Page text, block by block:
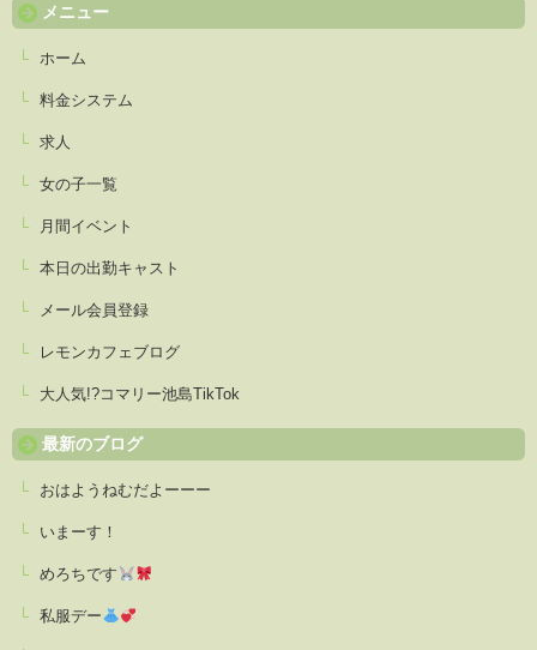
メニュー
ホーム
料金システム
求人
女の子一覧
月間イベント
本日の出勤キャスト
メール会員登録
レモンカフェブログ
大人気!?コマリー池島TikTok
最新のブログ
おはようねむだよーーー
いまーす！
めろちです
私服デー